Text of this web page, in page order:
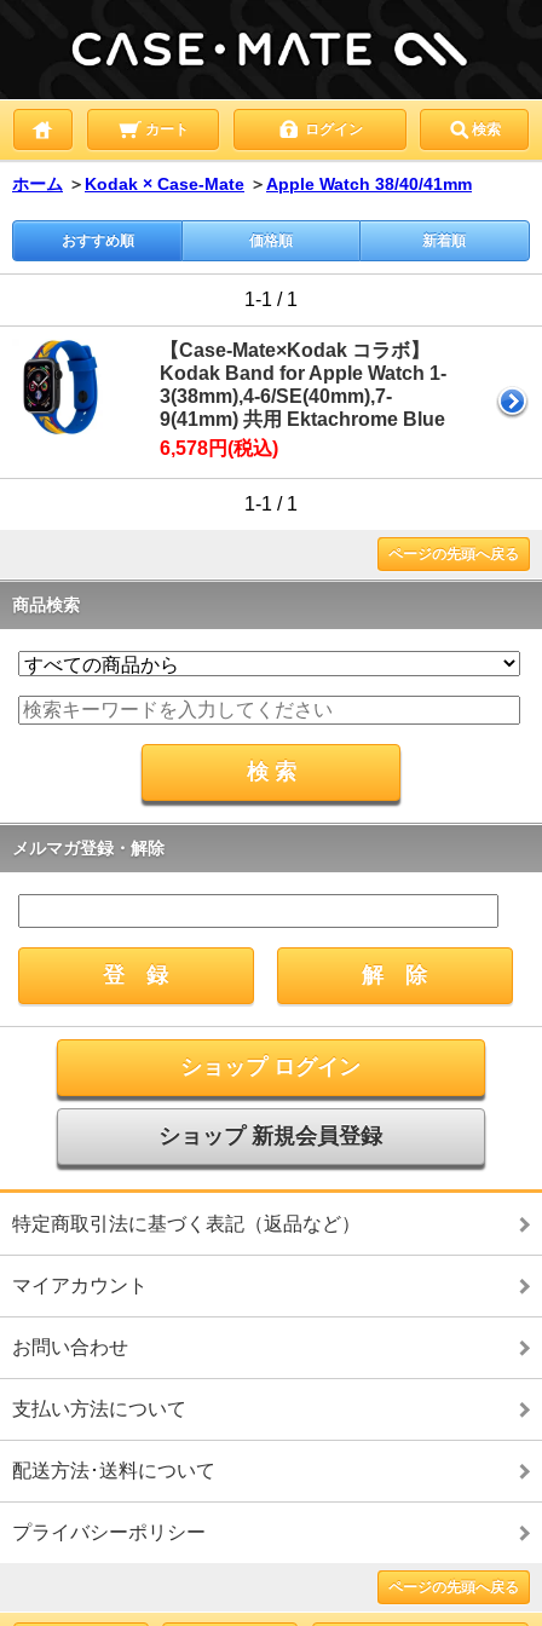
カート ログイン 検索
ホーム ＞ Kodak × Case-Mate ＞Apple Watch 38/40/41mm
おすすめ順 価格順 新着順
1-1 / 1
【Case-Mate×Kodak コラボ】
Kodak Band for Apple Watch 1-
3(38mm),4-6/SE(40mm),7-
9(41mm) 共用 Ektachrome Blue
6,578円(税込)
1-1 / 1
ページの先頭へ戻る
商品検索
メルマガ登録・解除
ショップ ログイン
ショップ 新規会員登録
特定商取引法に基づく表記（返品など）
マイアカウント
お問い合わせ
支払い方法について
配送方法･送料について
プライバシーポリシー
ページの先頭へ戻る